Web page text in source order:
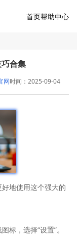
首页帮助中心
合集
网时间：2025-09-04
地使用这个强大的
标，选择“设置”。